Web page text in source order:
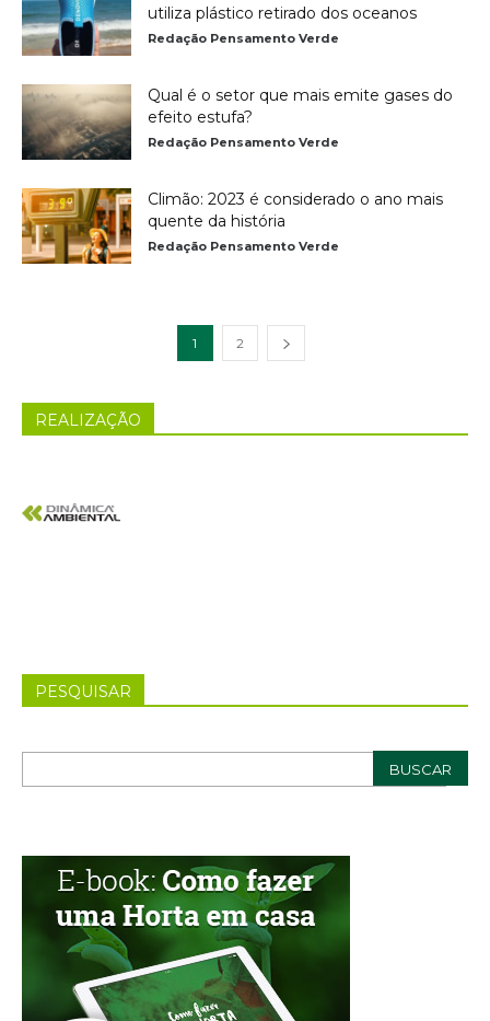
utiliza plástico retirado dos oceanos
Redação Pensamento Verde
Qual é o setor que mais emite gases do
efeito estufa?
Redação Pensamento Verde
Climão: 2023 é considerado o ano mais
quente da história
Redação Pensamento Verde
1 2
REALIZAÇÃO
PESQUISAR